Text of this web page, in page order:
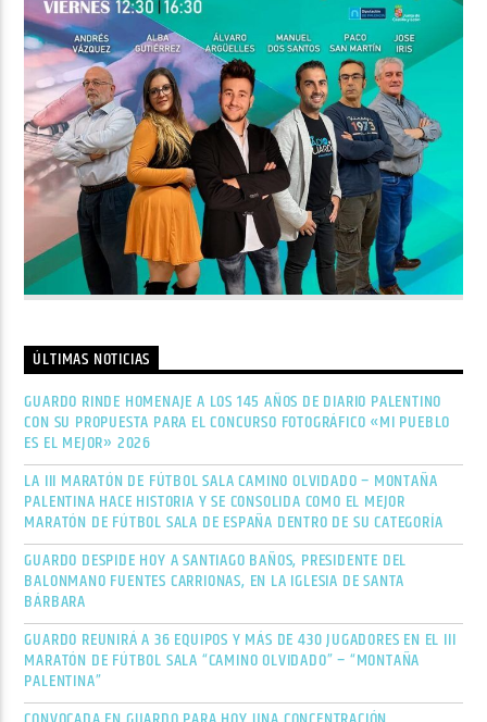
ÚLTIMAS NOTICIAS
GUARDO RINDE HOMENAJE A LOS 145 AÑOS DE DIARIO PALENTINO
CON SU PROPUESTA PARA EL CONCURSO FOTOGRÁFICO «MI PUEBLO
ES EL MEJOR» 2026
LA III MARATÓN DE FÚTBOL SALA CAMINO OLVIDADO – MONTAÑA
PALENTINA HACE HISTORIA Y SE CONSOLIDA COMO EL MEJOR
MARATÓN DE FÚTBOL SALA DE ESPAÑA DENTRO DE SU CATEGORÍA
GUARDO DESPIDE HOY A SANTIAGO BAÑOS, PRESIDENTE DEL
BALONMANO FUENTES CARRIONAS, EN LA IGLESIA DE SANTA
BÁRBARA
GUARDO REUNIRÁ A 36 EQUIPOS Y MÁS DE 430 JUGADORES EN EL III
MARATÓN DE FÚTBOL SALA “CAMINO OLVIDADO” – “MONTAÑA
PALENTINA”